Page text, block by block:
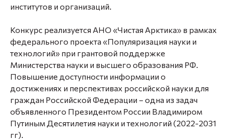
институтов и организаций.
Конкурс реализуется АНО «Чистая Арктика» в рамках
федерального проекта «Популяризация науки и
технологий» при грантовой поддержке
Министерства науки и высшего образования РФ.
Повышение доступности информации о
достижениях и перспективах российской науки для
граждан Российской Федерации – одна из задач
объявленного Президентом России Владимиром
Путиным Десятилетия науки и технологий (2022-2031
гг).